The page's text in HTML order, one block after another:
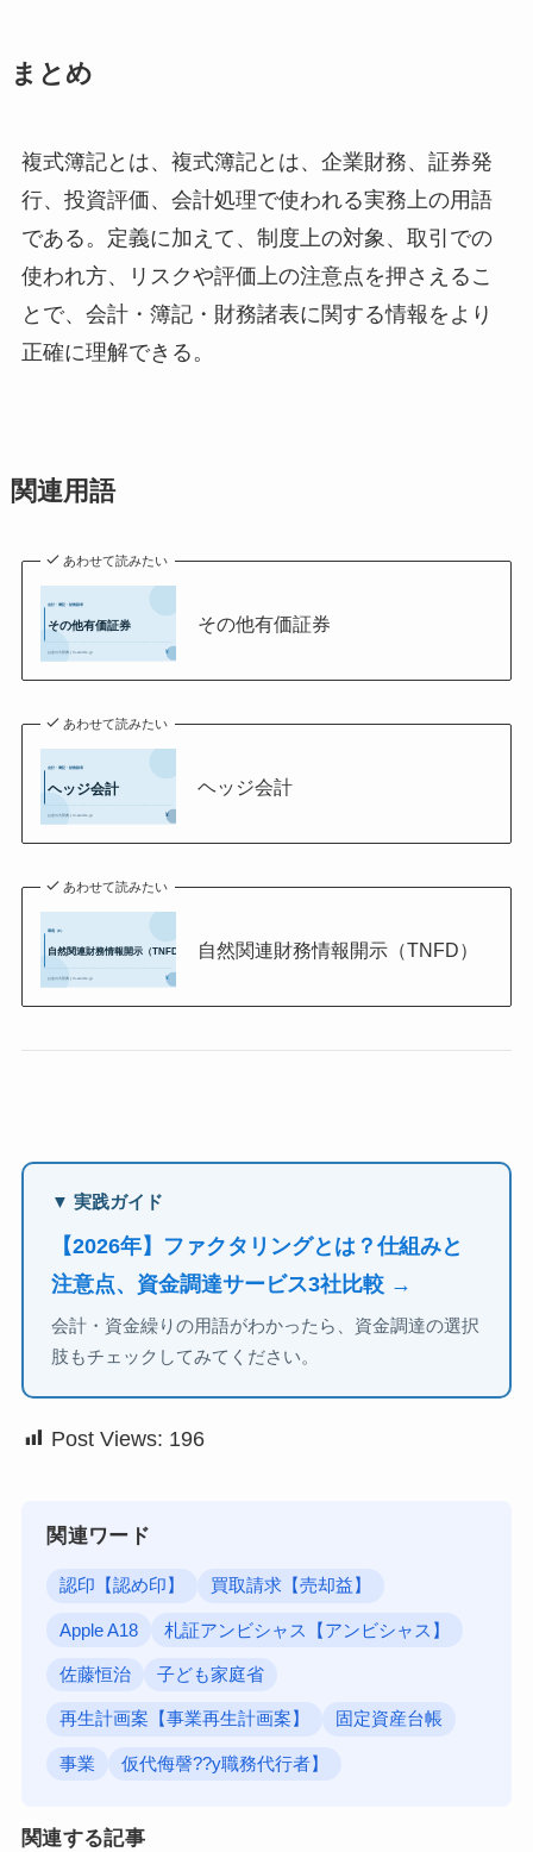
まとめ
複式簿記とは、複式簿記とは、企業財務、証券発
行、投資評価、会計処理で使われる実務上の用語
である。定義に加えて、制度上の対象、取引での
使われ方、リスクや評価上の注意点を押さえるこ
とで、会計・簿記・財務諸表に関する情報をより
正確に理解できる。
関連用語
あわせて読みたい
その他有価証券
あわせて読みたい
ヘッジ会計
あわせて読みたい
自然関連財務情報開示（TNFD）
▼ 実践ガイド
【2026年】ファクタリングとは？仕組みと
注意点、資金調達サービス3社比較 →
会計・資金繰りの用語がわかったら、資金調達の選択
肢もチェックしてみてください。
Post Views: 196
関連ワード
認印【認め印】 買取請求【売却益】
Apple A18 札証アンビシャス【アンビシャス】
佐藤恒治 子ども家庭省
再生計画案【事業再生計画案】 固定資産台帳
事業 仮代侮謦??y職務代行者】
関連する記事